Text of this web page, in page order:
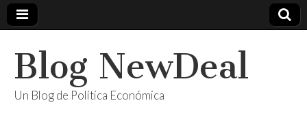
Blog NewDeal
Un Blog de Política Económica